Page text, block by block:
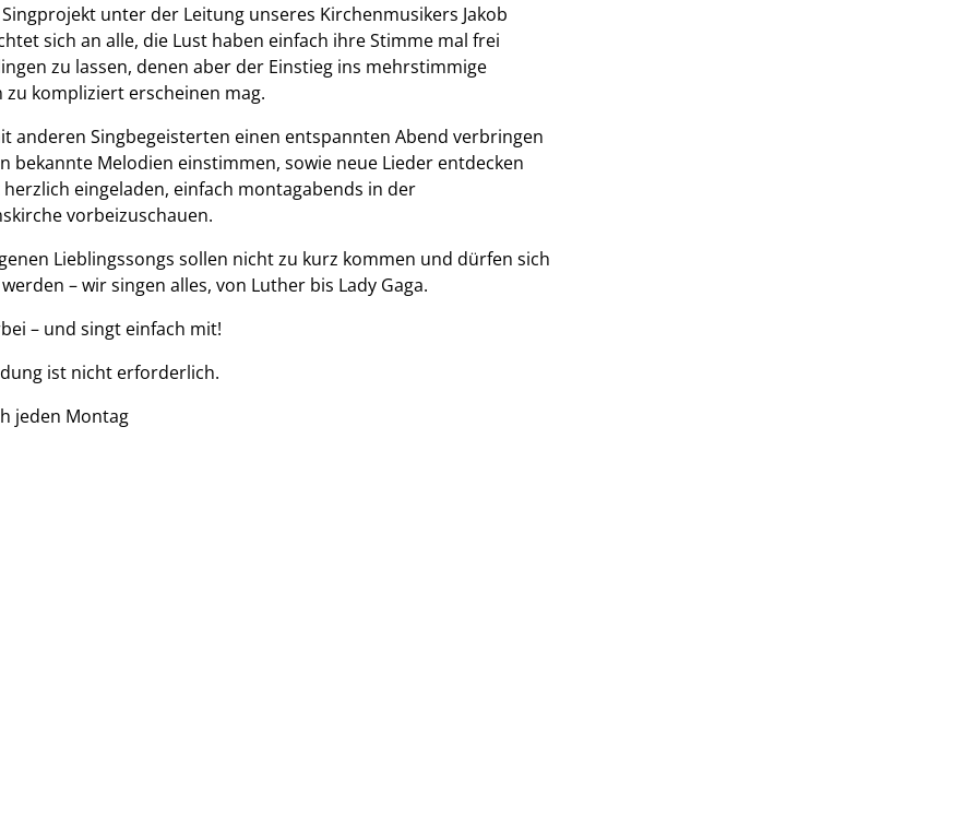
unter der Leitung unseres Kirchenmusikers Jakob
sich an alle, die Lust haben einfach ihre Stimme mal frei
zu lassen, denen aber der Einstieg ins mehrstimmige
zu kompliziert erscheinen mag.
anderen Singbegeisterten einen entspannten Abend verbringen
bekannte Melodien einstimmen, sowie neue Lieder entdecken
eingeladen, einfach montagabends in der
vorbeizuschauen.
Lieblingssongs sollen nicht zu kurz kommen und dürfen sich
– wir singen alles, von Luther bis Lady Gaga.
– und singt einfach mit!
ist nicht erforderlich.
jeden Montag